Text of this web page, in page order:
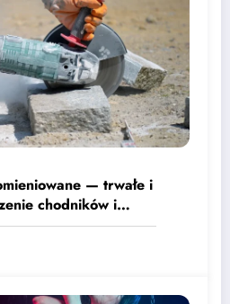
— trwałe i
chodników i